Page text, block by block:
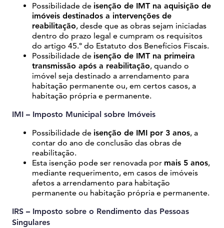
Possibilidade de isenção de IMT na aquisição de
imóveis destinados a intervenções de
reabilitação, desde que as obras sejam iniciadas
dentro do prazo legal e cumpram os requisitos
do artigo 45.º do Estatuto dos Benefícios Fiscais.
Possibilidade de isenção de IMT na primeira
transmissão após a reabilitação, quando o
imóvel seja destinado a arrendamento para
habitação permanente ou, em certos casos, a
habitação própria e permanente.
IMI – Imposto Municipal sobre Imóveis
Possibilidade de isenção de IMI por 3 anos, a
contar do ano de conclusão das obras de
reabilitação.
Esta isenção pode ser renovada por mais 5 anos,
mediante requerimento, em casos de imóveis
afetos a arrendamento para habitação
permanente ou habitação própria e permanente.
IRS – Imposto sobre o Rendimento das Pessoas
Singulares